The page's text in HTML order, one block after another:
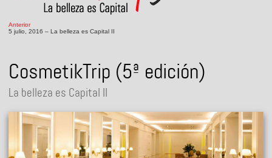
Anterior
5 julio, 2016 – La belleza es Capital II
CosmetikTrip (5ª edición)
La belleza es Capital II